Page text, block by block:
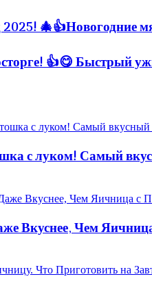
👍😋 Быстрый
с луком! Самый
Вкуснее, Чем